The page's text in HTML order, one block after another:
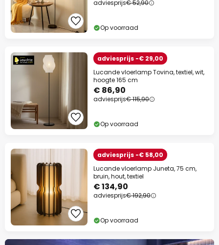
adviesprijs€ 52,90
Op voorraad
adviesprijs -€ 29,00
Lucande vloerlamp Tovina, textiel, wit,
hoogte 165 cm
€ 86,90
adviesprijs€ 115,90
Op voorraad
adviesprijs -€ 58,00
Lucande vloerlamp Juneta, 75 cm,
bruin, hout, textiel
€ 134,90
adviesprijs€ 192,90
Op voorraad